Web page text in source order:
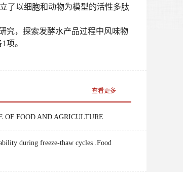
了以细胞和动物为模型的活性多肽
究，探索发酵水产品过程中风味物
1项。
查看更多
OF FOOD AND AGRICULTURE
during freeze-thaw cycles .Food